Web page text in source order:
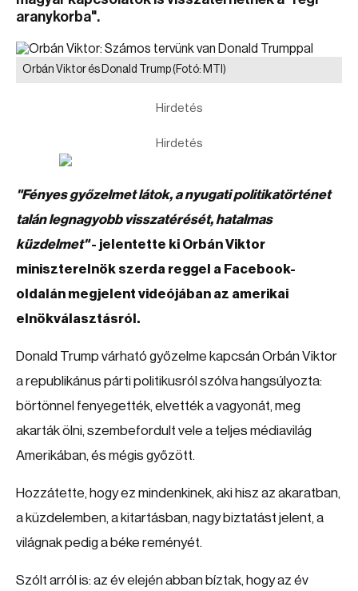
aranykorba".
Orbán Viktor és Donald Trump(Fotó: MTI)
Hirdetés
Hirdetés
"Fényes győzelmet látok, a nyugati politikatörténet
talán legnagyobb visszatérését, hatalmas
küzdelmet"- jelentette ki Orbán Viktor
miniszterelnök szerda reggel a Facebook-
oldalán megjelent videójában az amerikai
elnökválasztásról.
Donald Trump várható győzelme kapcsán Orbán Viktor
a republikánus párti politikusról szólva hangsúlyozta:
börtönnel fenyegették, elvették a vagyonát, meg
akarták ölni, szembefordult vele a teljes médiavilág
Amerikában, és mégis győzött.
Hozzátette, hogy ez mindenkinek, aki hisz az akaratban,
a küzdelemben, a kitartásban, nagy biztatást jelent, a
világnak pedig a béke reményét.
Szólt arról is: az év elején abban bíztak, hogy az év